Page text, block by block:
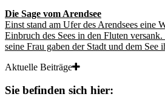
Die Sage vom Arendsee
Einst stand am Ufer des Arendsees eine
Einbruch des Sees in den Fluten
seine Frau gaben der Stadt und dem See
Aktuelle Beiträge
Sie befinden sich hier: